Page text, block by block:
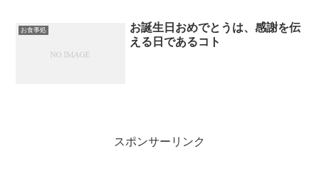
お食事処
お誕生日おめでとうは、感謝を伝
える日であるコト
スポンサーリンク